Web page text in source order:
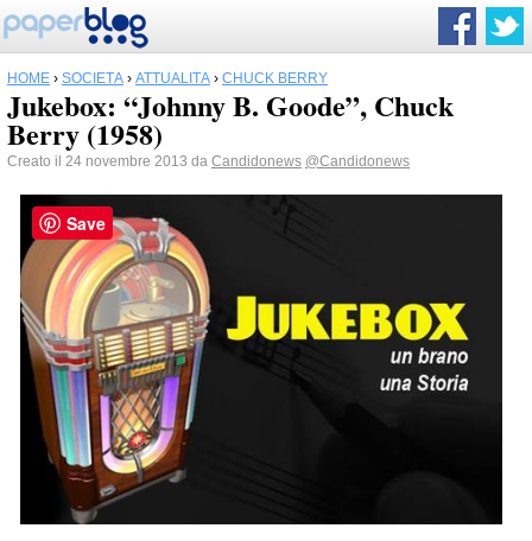
HOME › SOCIETÀ › ATTUALITÀ › CHUCK BERRY
Jukebox: “Johnny B. Goode”, Chuck
Berry (1958)
Creato il 24 novembre 2013 da Candidonews @Candidonews
Save